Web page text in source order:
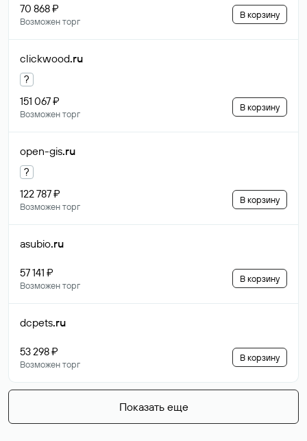
70 868 ₽
Возможен торг
В корзину
clickwood.ru
?
151 067 ₽
Возможен торг
В корзину
open-gis.ru
?
122 787 ₽
Возможен торг
В корзину
asubio.ru
57 141 ₽
Возможен торг
В корзину
dcpets.ru
53 298 ₽
Возможен торг
В корзину
Показать еще